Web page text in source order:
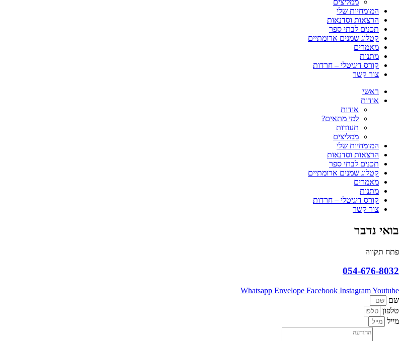
המומחיות שלי
הרצאות וסדנאות
תכנים לבתי ספר
קטלוג שמנים ארומתיים
מאמרים
מתנות
קורס דיגיטלי – חרדות
צור קשר
ראשי
אודות
אודות
למי מתאים?
תעודות
ממליצים
המומחיות שלי
הרצאות וסדנאות
תכנים לבתי ספר
קטלוג שמנים ארומתיים
מאמרים
מתנות
קורס דיגיטלי – חרדות
צור קשר
בואי נדבר
פתח תקווה
054-676-8032
Whatsapp Envelope Facebook InstagramYoutube
שם
טלפון
מייל